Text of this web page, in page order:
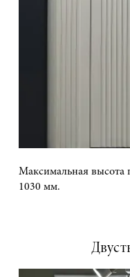
Максимальная
1030 мм.